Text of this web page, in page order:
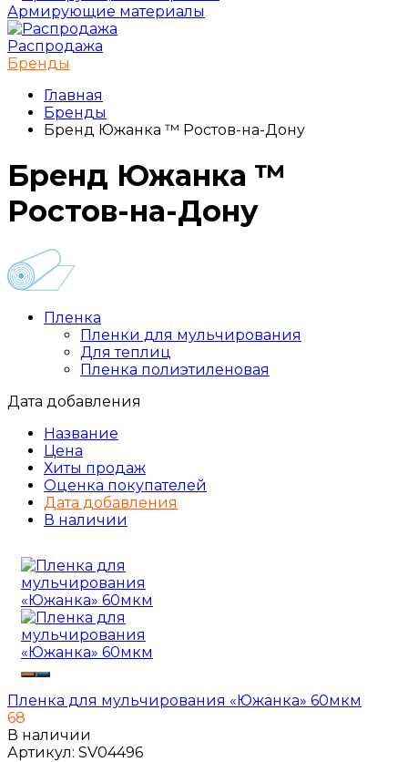
Армирующие материалы
Распродажа
Бренды
Главная
Бренды
Бренд Южанка ™ Ростов-на-Дону
Бренд Южанка ™
Ростов-на-Дону
Пленка
Пленки для мульчирования
Для теплиц
Пленка полиэтиленовая
Дата добавления
Название
Цена
Хиты продаж
Оценка покупателей
Дата добавления
В наличии
Пленка для мульчирования «Южанка» 60мкм
68
В наличии
Артикул: SV04496